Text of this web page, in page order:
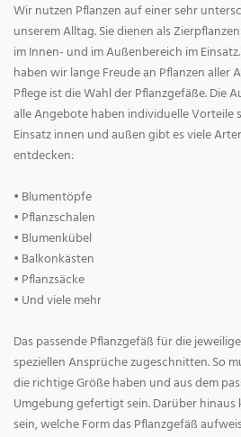
Wir nutzen Pflanzen auf einer sehr
unserem Alltag. Sie dienen als
im Innen- und im Außenbereich im
haben wir lange Freude an Pflanzen aller
Pflege ist die Wahl der Pflanzgefäße. Die
alle Angebote haben individuelle Vorteile
Einsatz innen und außen gibt es viele
entdecken:
• Blumentöpfe
• Pflanzschalen
• Blumenkübel
• Balkonkästen
• Pflanzsäcke
• Und viele mehr
Das passende Pflanzgefäß für die
speziellen Ansprüche zugeschnitten. So
die richtige Größe haben und aus dem
Umgebung gefertigt sein. Darüber
sein, welche Form das Pflanzgefäß